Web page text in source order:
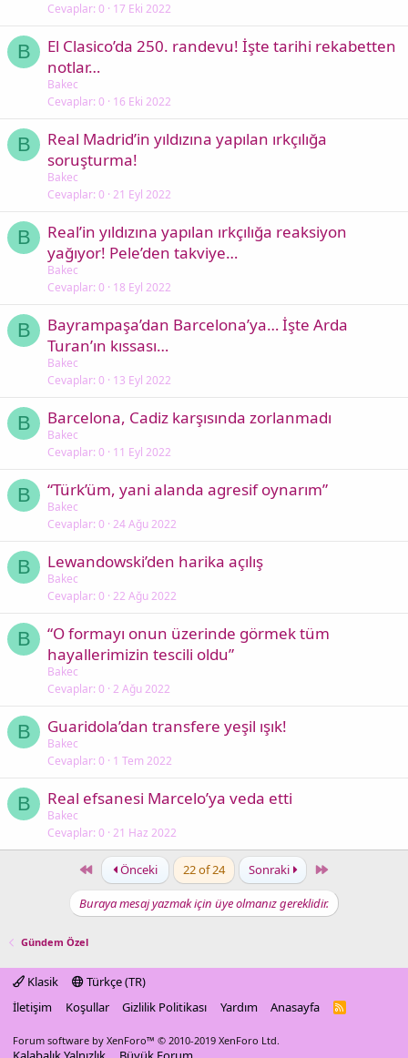
Cevaplar 0 17 Eki 2022
B
El Clasico’da 250. randevu! İşte tarihi rekabetten
notlar…
Bakec
Cevaplar 0 16 Eki 2022
B
Real Madrid’in yıldızına yapılan ırkçılığa
soruşturma!
Bakec
Cevaplar 0 21 Eyl 2022
B
Real’in yıldızına yapılan ırkçılığa reaksiyon
yağıyor! Pele’den takviye…
Bakec
Cevaplar 0 18 Eyl 2022
B
Bayrampaşa’dan Barcelona’ya… İşte Arda
Turan’ın kıssası…
Bakec
Cevaplar 0 13 Eyl 2022
B Barcelona, Cadiz karşısında zorlanmadı
Bakec
Cevaplar 0 11 Eyl 2022
B “Türk’üm, yani alanda agresif oynarım”
Bakec
Cevaplar 0 24 Ağu 2022
B Lewandowski’den harika açılış
Bakec
Cevaplar 0 22 Ağu 2022
B
“O formayı onun üzerinde görmek tüm
hayallerimizin tescili oldu”
Bakec
Cevaplar 0 2 Ağu 2022
B Guaridola’dan transfere yeşil ışık!
Bakec
Cevaplar 0 1 Tem 2022
B Real efsanesi Marcelo’ya veda etti
Bakec
Cevaplar 0 21 Haz 2022
First Önceki 22 of 24 Sonraki Last
Buraya mesaj yazmak için üye olmanız gereklidir.
Gündem Özel
Klasik
Türkçe (TR)
İletişim
Koşullar Gizlilik Politikası Yardım Anasayfa
R
Forum software by XenForo™ © 2010-2019 XenForo Ltd.